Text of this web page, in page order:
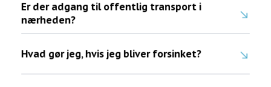
Er der adgang til offentlig transport i
nærheden?
Hvad gør jeg, hvis jeg bliver forsinket?